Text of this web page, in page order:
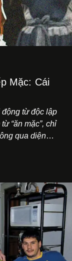
Mặc: Cái
động từ độc lập
“ăn mặc”, chỉ
qua diện
đời sống